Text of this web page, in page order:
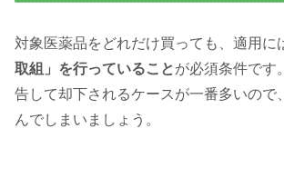
対象医薬品をどれだけ買っても、適用に
取組」を行っていることが必須条件です
告して却下されるケースが一番多いので
んでしまいましょう。